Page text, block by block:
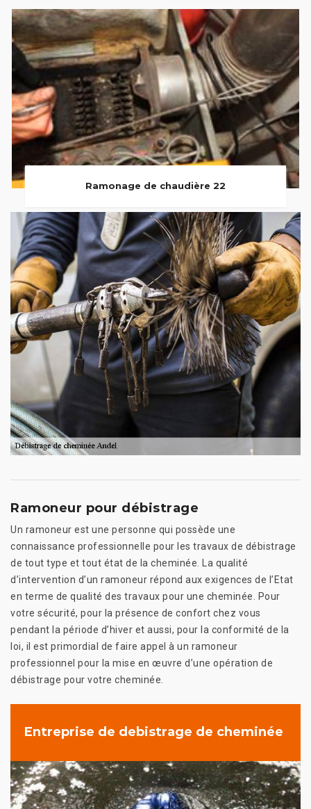
Ramonage de chaudière 22
Ramoneur pour débistrage
Un ramoneur est une personne qui possède une
connaissance professionnelle pour les travaux de débistrage
de tout type et tout état de la cheminée. La qualité
d’intervention d’un ramoneur répond aux exigences de l’Etat
en terme de qualité des travaux pour une cheminée. Pour
votre sécurité, pour la présence de confort chez vous
pendant la période d’hiver et aussi, pour la conformité de la
loi, il est primordial de faire appel à un ramoneur
professionnel pour la mise en œuvre d’une opération de
débistrage pour votre cheminée.
Entreprise de debistrage de cheminée